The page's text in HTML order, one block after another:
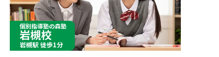
高校生の個別指導
森塾を知る
個別指導塾の森塾
岩槻校
岩槻駅 徒歩1分